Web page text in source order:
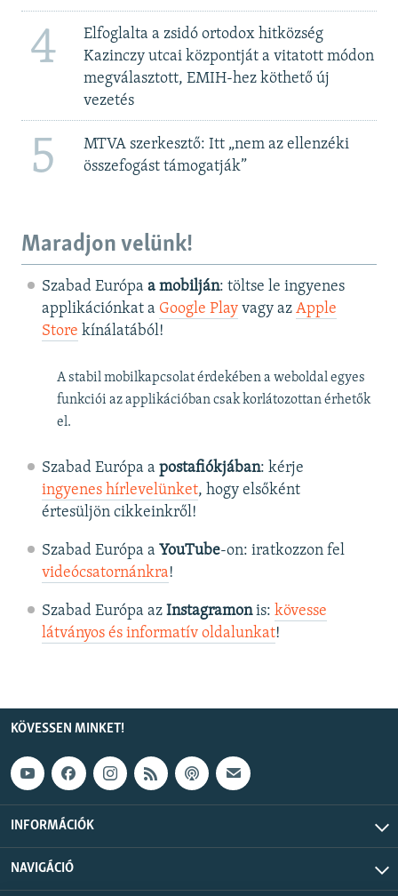
4
Elfoglalta a zsidó ortodox hitközség
Kazinczy utcai központját a vitatott módon
megválasztott, EMIH-hez köthető új
vezetés
5
MTVA szerkesztő: Itt „nem az ellenzéki
összefogást támogatják”
Maradjon velünk!
Szabad Európa a mobilján: töltse le ingyenes
applikációnkat a Google Playvagy az Apple
Store kínálatából!
A stabil mobilkapcsolat érdekében a weboldal egyes
funkciói az applikációban csak korlátozottan érhetők
el.
Szabad Európa a postafiókjában: kérje
ingyenes hírlevelünket, hogy elsőként
értesüljön cikkeinkről!
Szabad Európa a YouTube-on: iratkozzon fel
videócsatornánkra!
Szabad Európa az Instagramonis: kövesse
látványos és informatív oldalunkat! ​
KÖVESSEN MINKET!
INFORMÁCIÓK
NAVIGÁCIÓ